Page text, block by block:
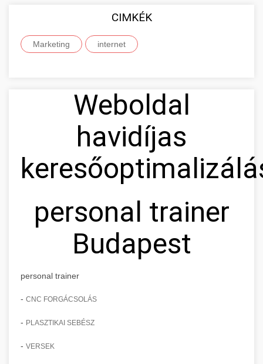
CIMKÉK
Marketing internet
Weboldal
havidíjas
personal trainer
Budapest
personal trainer
- CNC FORGÁCSOLÁS
- PLASZTIKAI SEBÉSZ
- VERSEK